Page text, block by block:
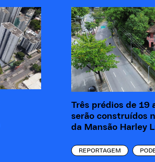
Três prédios de 19
serão construídos
da Mansão Harley
REPORTAGEM